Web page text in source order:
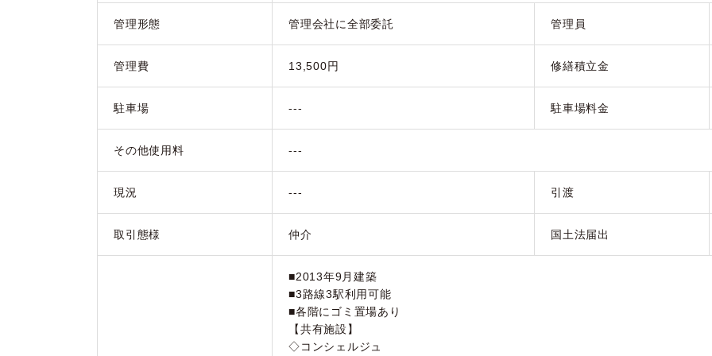
管理形態 管理会社に全部委託 管理員
管理費 13,500円 修繕積立金
駐車場 --- 駐車場料金
その他使用料 ---
現況 --- 引渡
取引態様 仲介 国土法届出
■2013年9月建築
■3路線3駅利用可能
■各階にゴミ置場あり
【共有施設】
◇コンシェルジュ